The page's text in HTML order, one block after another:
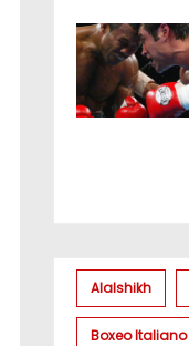
Alalshikh
Boxeo Italiano